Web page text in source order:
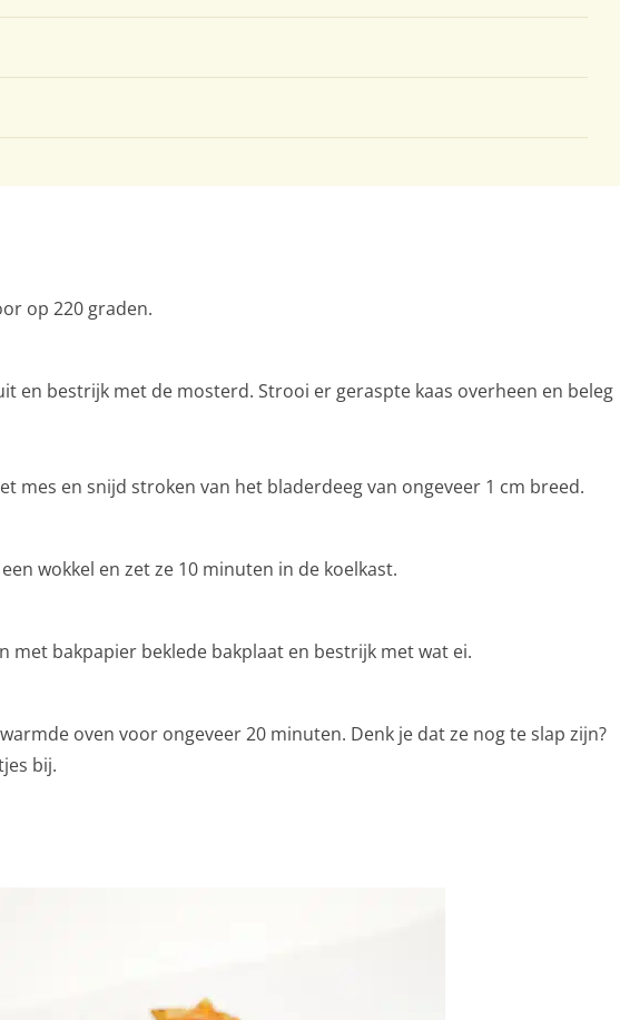
op 220 graden.
en bestrijk met de mosterd. Strooi er geraspte kaas overheen en beleg
mes en snijd stroken van het bladerdeeg van ongeveer 1 cm breed.
wokkel en zet ze 10 minuten in de koelkast.
met bakpapier beklede bakplaat en bestrijk met wat ei.
oven voor ongeveer 20 minuten. Denk je dat ze nog te slap zijn?
bij.